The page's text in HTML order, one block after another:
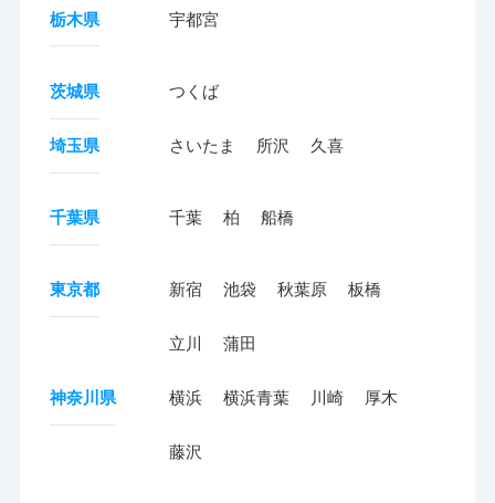
栃木県 宇都宮
茨城県 つくば
埼玉県 さいたま 所沢 久喜
千葉県 千葉 柏 船橋
東京都 新宿 池袋 秋葉原 板橋
立川 蒲田
神奈川県 横浜 横浜青葉 川崎 厚木
藤沢